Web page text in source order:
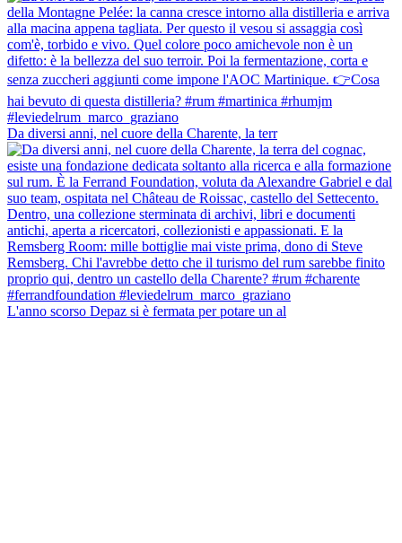
Da diversi anni, nel cuore della Charente, la terr
L'anno scorso Depaz si è fermata per potare un al